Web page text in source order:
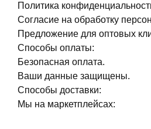
Политика
Согласие на обработку
Предложение для оптовых
Способы оплаты:
Безопасная оплата.
Ваши данные защищены.
Способы доставки:
Мы на маркетплейсах: